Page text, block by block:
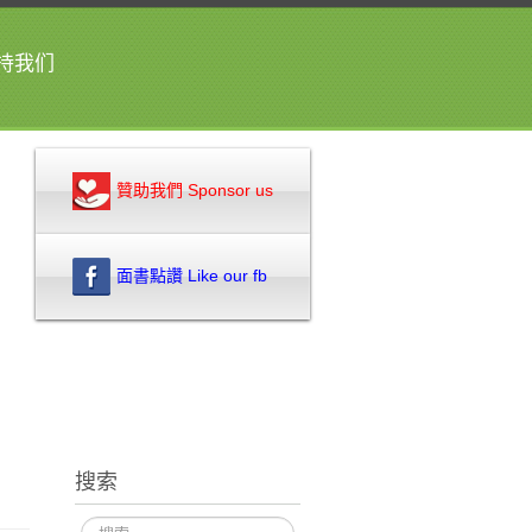
我们
贊助我們 Sponsor us
面書點讚 Like our fb
搜索